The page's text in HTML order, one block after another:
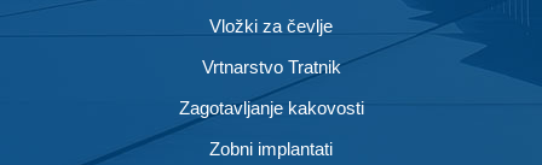
Vložki za čevlje
Vrtnarstvo Tratnik
Zagotavljanje kakovosti
Zobni implantati